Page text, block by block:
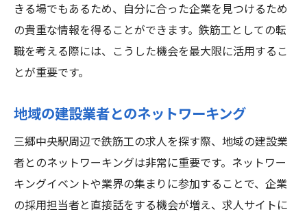
きる場でもあるため、自分に合った企業を見つけるため
の貴重な情報を得ることができます。鉄筋工としての転
職を考える際には、こうした機会を最大限に活用するこ
とが重要です。
地域の建設業者とのネットワーキング
三郷中央駅周辺で鉄筋工の求人を探す際、地域の建設業
者とのネットワーキングは非常に重要です。ネットワー
キングイベントや業界の集まりに参加することで、企業
の採用担当者と直接話をする機会が増え、求人サイトに